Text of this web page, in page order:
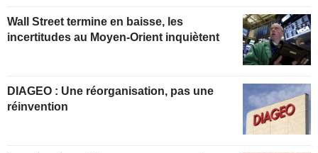
Wall Street termine en baisse, les
incertitudes au Moyen-Orient inquiètent
DIAGEO : Une réorganisation, pas une
réinvention